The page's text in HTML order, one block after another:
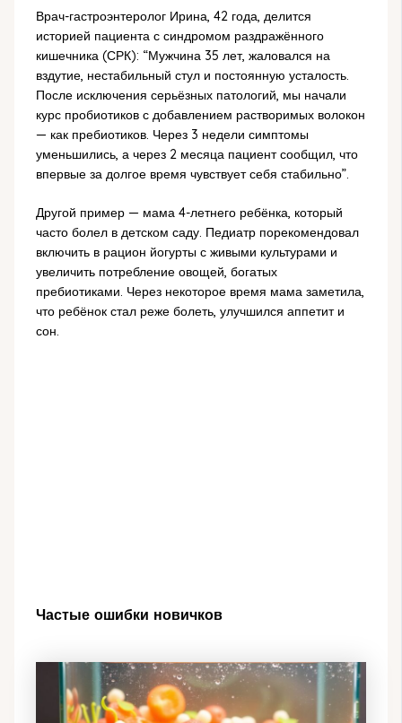
Врач-гастроэнтеролог Ирина, 42 года, делится
историей пациента с синдромом раздражённого
кишечника (СРК): “Мужчина 35 лет, жаловался на
вздутие, нестабильный стул и постоянную усталость.
После исключения серьёзных патологий, мы начали
курс пробиотиков с добавлением растворимых волокон
— как пребиотиков. Через 3 недели симптомы
уменьшились, а через 2 месяца пациент сообщил, что
впервые за долгое время чувствует себя стабильно”.
Другой пример — мама 4-летнего ребёнка, который
часто болел в детском саду. Педиатр порекомендовал
включить в рацион йогурты с живыми культурами и
увеличить потребление овощей, богатых
пребиотиками. Через некоторое время мама заметила,
что ребёнок стал реже болеть, улучшился аппетит и
сон.
Частые ошибки новичков